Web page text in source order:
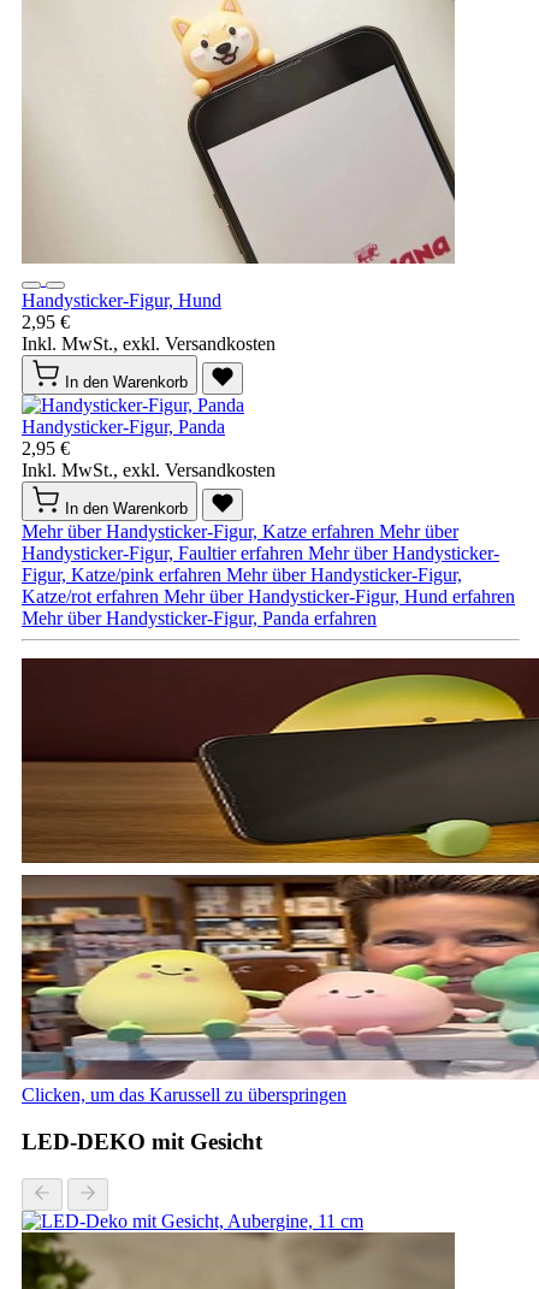
Handysticker-Figur, Hund
2,95 €
Inkl. MwSt., exkl. Versandkosten
In den Warenkorb
Handysticker-Figur, Panda
2,95 €
Inkl. MwSt., exkl. Versandkosten
In den Warenkorb
Mehr über Handysticker-Figur, Katze erfahren Mehr über
Handysticker-Figur, Faultier erfahren Mehr über Handysticker-
Figur, Katze/pink erfahren Mehr über Handysticker-Figur,
Katze/rot erfahren Mehr über Handysticker-Figur, Hund erfahren
Mehr über Handysticker-Figur, Panda erfahren
Clicken, um das Karussell zu überspringen
LED-DEKO mit Gesicht